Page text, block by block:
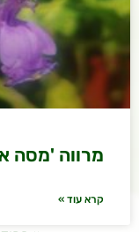
מרווה 'מסה
קרא עוד »